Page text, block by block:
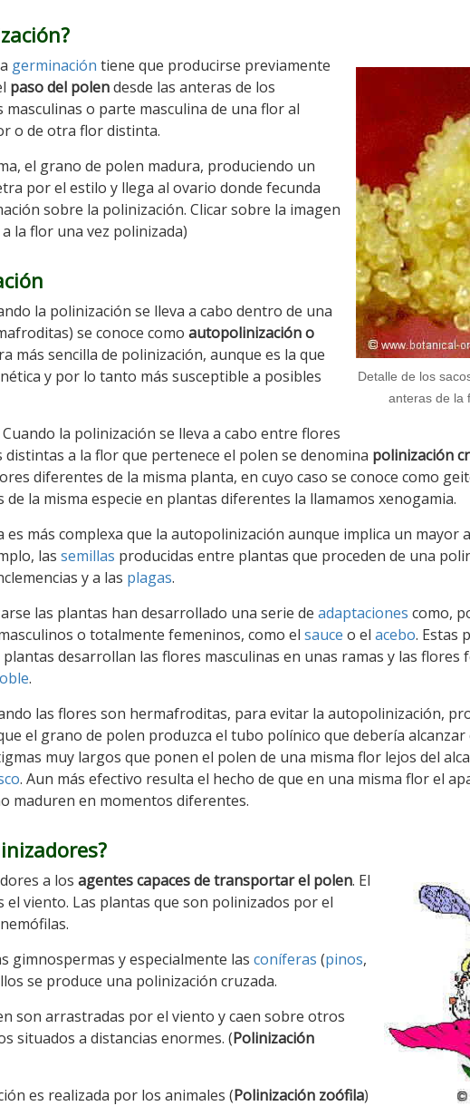
Detalle de los
anteras de la
germinación tiene que producirse previamente
paso del polendesde las anteras de los
o parte masculina de una flor al
o de otra flor distinta.
el grano de polen madura, produciendo un
por el estilo y llega al ovario donde fecunda
sobre la polinización. Clicar sobre la imagen
la flor una vez polinizada)
la polinización se lleva a cabo dentro de una
se conoce como autopolinización o
más sencilla de polinización, aunque es la que
y por lo tanto más susceptible a posibles
Cuando la polinización se lleva a cabo entre flores
a la flor que pertenece el polen se denomina polinización
diferentes de la misma planta, en cuyo caso se conoce como
la misma especie en plantas diferentes la llamamos xenogamia.
es más complexa que la autopolinización aunque implica un mayor
las semillas producidas entre plantas que proceden de una
y a las plagas.
las plantas han desarrollado una serie de adaptaciones como,
o totalmente femeninos, como el sauce o el acebo. Estas
plantas desarrollan las flores masculinas en unas ramas y las flores
.
las flores son hermafroditas, para evitar la autopolinización,
el grano de polen produzca el tubo polínico que debería
muy largos que ponen el polen de una misma flor lejos del
. Aun más efectivo resulta el hecho de que en una misma flor el
maduren en momentos diferentes.
a los agentes capaces de transportar el polen. El
viento. Las plantas que son polinizados por el
gimnospermas y especialmente las coníferas (pinos,
se produce una polinización cruzada.
son arrastradas por el viento y caen sobre otros
situados a distancias enormes. (Polinización
es realizada por los animales (Polinización zoófila)